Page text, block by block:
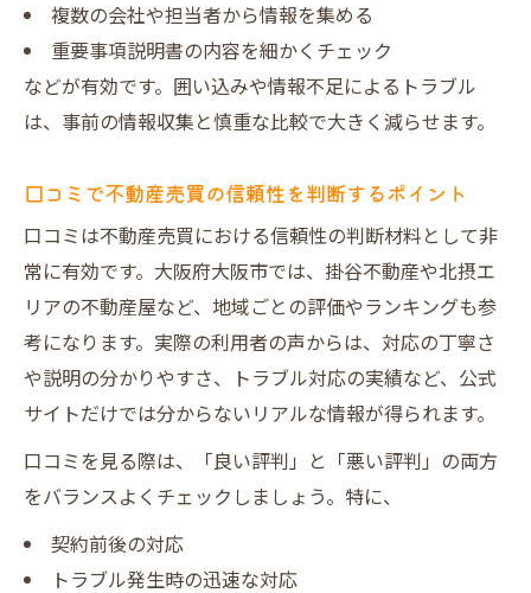
複数の会社や担当者から情報を集める
重要事項説明書の内容を細かくチェック
などが有効です。囲い込みや情報不足によるトラブル
は、事前の情報収集と慎重な比較で大きく減らせます。
口コミで不動産売買の信頼性を判断するポイント
口コミは不動産売買における信頼性の判断材料として非
常に有効です。大阪府大阪市では、掛谷不動産や北摂エ
リアの不動産屋など、地域ごとの評価やランキングも参
考になります。実際の利用者の声からは、対応の丁寧さ
や説明の分かりやすさ、トラブル対応の実績など、公式
サイトだけでは分からないリアルな情報が得られます。
口コミを見る際は、「良い評判」と「悪い評判」の両方
をバランスよくチェックしましょう。特に、
契約前後の対応
トラブル発生時の迅速な対応